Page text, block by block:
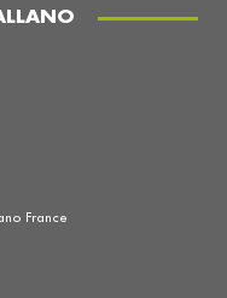
France